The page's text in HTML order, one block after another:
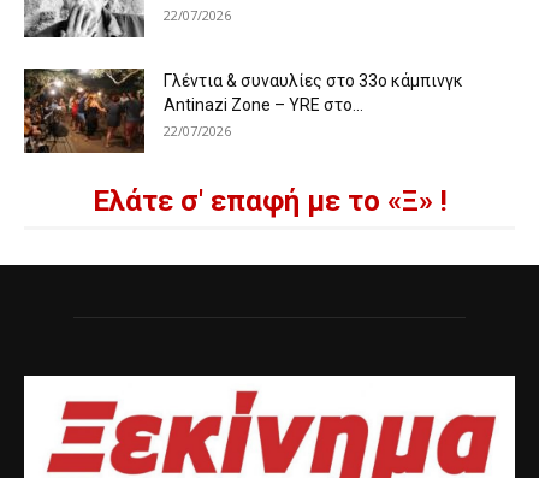
22/07/2026
Γλέντια & συναυλίες στο 33ο κάμπινγκ
Antinazi Zone – YRE στο...
22/07/2026
Ελάτε σ' επαφή με το «Ξ» !